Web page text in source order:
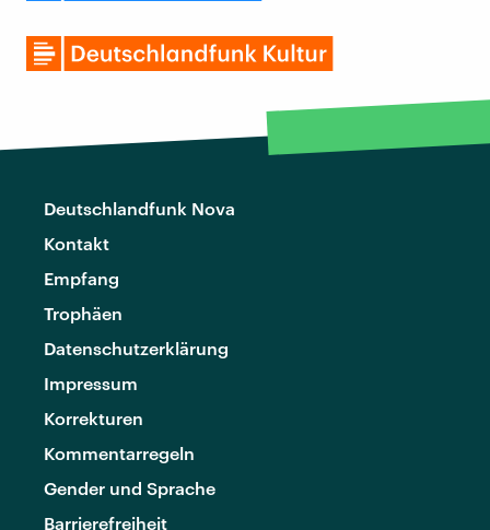
Deutschlandfunk Nova
Kontakt
Empfang
Trophäen
Datenschutzerklärung
Impressum
Korrekturen
Kommentarregeln
Gender und Sprache
Barrierefreiheit